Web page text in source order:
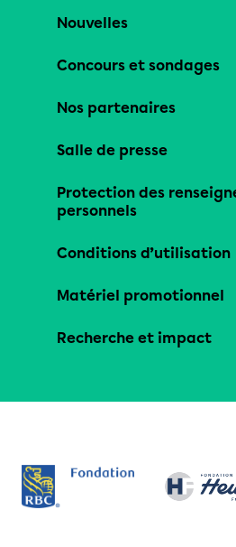
Nouvelles
Concours et sondages
Nos partenaires
Salle de presse
Protection des
personnels
Conditions d’utilisation
Matériel promotionnel
Recherche et impact